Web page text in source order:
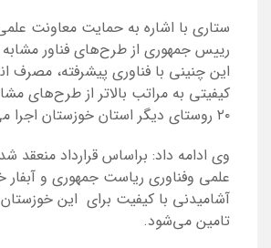
ستاری با اشاره به حمایت معاونت
رییس جمهوری از طرح‌های فناور
این چنینی با فناوری پیشرفته، مصرف
کیفیتی به مراتب بالاتر از طرح‌های
۲۰ روستای دیگر استان خوزستان اجرا می‌شود.
وی ادامه داد: براساس قرارداد منعقد
علمی وفناوری ریاست جمهوری و آبفار
آشامیدنی با کیفیت برای این خوزستان
تامین می‌شود.